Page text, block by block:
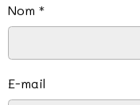
Nom
E-mail